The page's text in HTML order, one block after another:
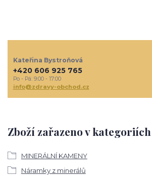
Zboží zařazeno v kategoriích
MINERÁLNÍ KAMENY
Náramky z minerálů
Kateřina Bystroňová
+420 606 925 765
Po - Pá: 9:00 - 17:00
info@zdravy-obchod.cz